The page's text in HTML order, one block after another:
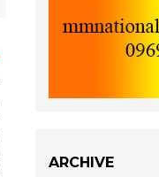
ARCHIVE